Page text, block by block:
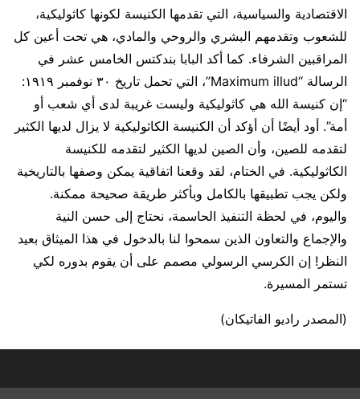
الاقتصادية والسياسية، التي تقدمها الكنيسة لكونها كاثوليكية،
للشعوب وتقدمهم البشري والروحي والمادي، هي تحت أعين كل
المراقبين الشرفاء. كما أكد البابا بندكتس الخامس عشر في
الرسالة “Maximum illud”، التي تحمل تاريخ ٣٠ نوفمبر ١٩١٩:
“إن كنيسة الله هي كاثوليكية وليست غريبة لدى أي شعب أو
أمة”. أود أيضًا أن أؤكد أن الكنيسة الكاثوليكية لا يزال لديها الكثير
لتقدمه للصين، وأن الصين لديها الكثير لتقدمه للكنيسة
الكاثوليكية. في الختام، لقد وقعنا اتفاقية يمكن وصفها بالتاريخية
ولكن يجب تطبيقها بالكامل وبأكثر طريقة صحيحة ممكنة.
واليوم، في لحظة التنفيذ الحاسمة، نحتاج إلى حسن النية
والإجماع والتعاون الذين سمحوا لنا بالدخول في هذا الميثاق بعيد
النظر! إن الكرسي الرسولي مصمم على أن يقوم بدوره لكي
تستمر المسيرة.
(المصدر راديو الفاتيكان)